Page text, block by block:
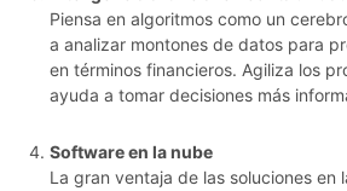
Piensa en algoritmos como un
a analizar montones de datos para
en términos financieros. Agiliza los
ayuda a tomar decisiones más
Software en la nube
La gran ventaja de las soluciones en